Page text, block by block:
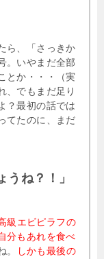
ら、「さっきか
。いやまだ全部
とか・・・（実
、でもまだ足り
？最初の話では
てたのに、まだ
うね？！」
級エビピラフの
分もあれを食べ
。
しかも最後の